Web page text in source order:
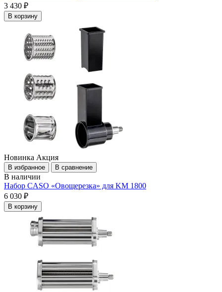
3 430 ₽
В корзину
Новинка Акция
В избранное В сравнение
В наличии
Набор CASO «Овощерезка» для KM 1800
6 030 ₽
В корзину